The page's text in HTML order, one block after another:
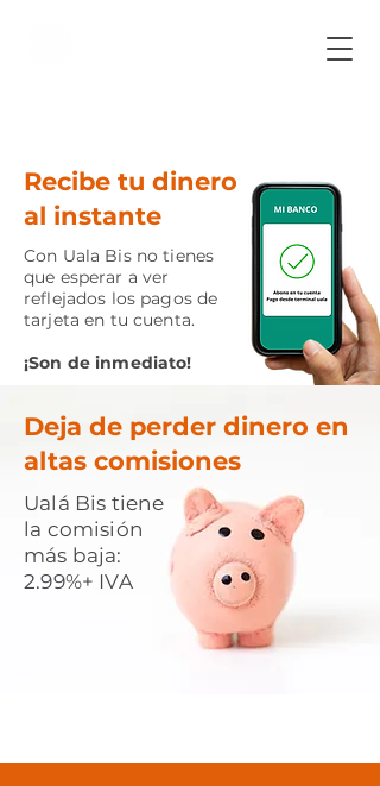
Recibe tu dinero
al instante
Con Uala Bis no tienes
que esperar a ver
reflejados los pagos de
tarjeta en tu cuenta.
¡Son de inmediato!
Deja de perder dinero en
altas comisiones
Ualá Bis tiene
la comisión
más baja:
2.99%+ IVA